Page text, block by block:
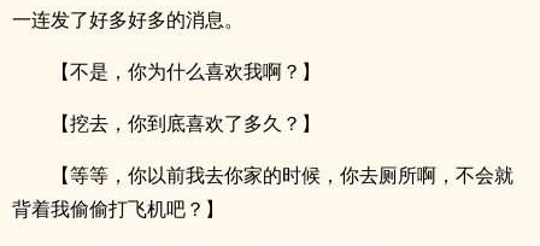
一连发了好多好多的消息。
【不是，你为什么喜欢我啊？】
【挖去，你到底喜欢了多久？】
【等等，你以前我去你家的时候，你去厕所啊，不会就
背着我偷偷打飞机吧？】